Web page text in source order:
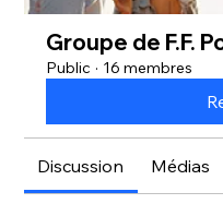
Groupe de F.F.
Public · 16 membres
Discussion Médias